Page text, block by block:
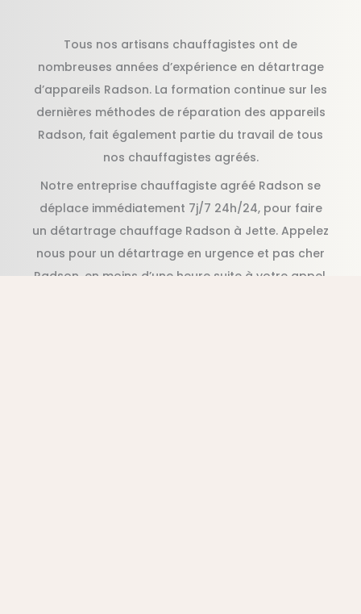
Tous nos artisans chauffagistes ont de
nombreuses années d’expérience en détartrage
d’appareils Radson. La formation continue sur les
dernières méthodes de réparation des appareils
Radson, fait également partie du travail de tous
nos chauffagistes agréés.
Notre entreprise chauffagiste agréé Radson se
déplace immédiatement 7j/7 24h/24, pour faire
un détartrage chauffage Radson à Jette. Appelez
nous pour un détartrage en urgence et pas cher
Radson, en moins d’une heure suite à votre appel.